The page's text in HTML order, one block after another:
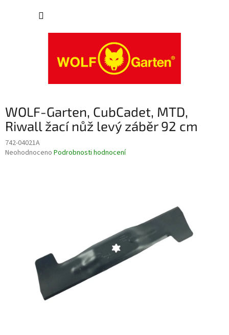
WOLF-Garten, CubCadet, MTD,
Riwall žací nůž levý záběr 92 cm
742-04021A
Průměrné
Neohodnoceno Podrobnosti hodnocení